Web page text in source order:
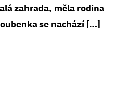
zahrada, měla rodina
se nachází […]